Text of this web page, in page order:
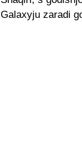
Galaxyju zaradi